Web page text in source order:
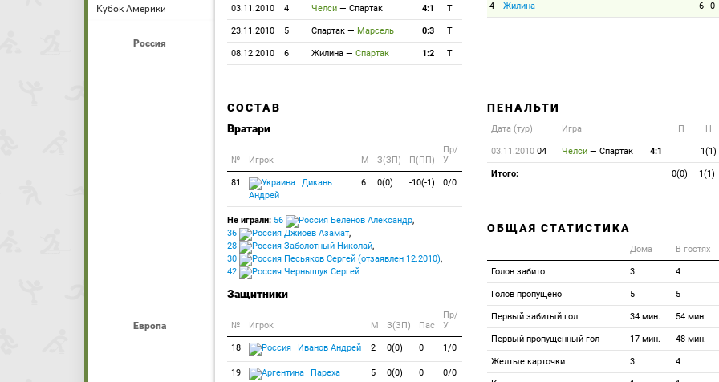
Кубок Америки
Россия
Европа
03.11.2010 4 Челси — Спартак 4:1 T
23.11.2010 5 Спартак — Марсель 0:3 T
08.12.2010 6 Жилина — Спартак 1:2 T
4 Жилина 6 0
СОСТАВ
Вратари
№ Игрок M З(ЗП) П(ПП)
Пр/
У
81
Дикань
Андрей
6 0(0) -10(-1) 0/0
Не играли: 56 Беленов Александр,
36
Джиоев Азамат,
28
Заболотный Николай,
30
Песьяков Сергей (отзаявлен 12.2010),
42
Чернышук Сергей
Защитники
№ Игрок M З(ЗП) Пас
Пр/
У
18 Иванов Андрей 2 0(0) 0 1/0
19
Пареха
5 0(0) 0 0/0
ПЕНАЛЬТИ
Дата (тур) Игра П Н
03.11.201004 Челси — Спартак 4:1 1(1)
Итого: 0(0) 1(1)
ОБЩАЯ СТАТИСТИКА
Дома В гостях
Голов забито 3 4
Голов пропущено 5 5
Первый забитый гол 34 мин. 54 мин.
Первый пропущенный гол 17 мин. 48 мин.
Желтые карточки 3 4